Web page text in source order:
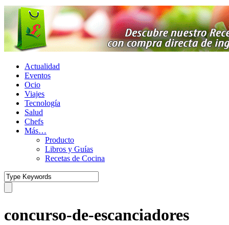
Actualidad
Eventos
Ocio
Viajes
Tecnología
Salud
Chefs
Más…
Producto
Libros y Guías
Recetas de Cocina
concurso-de-escanciadores